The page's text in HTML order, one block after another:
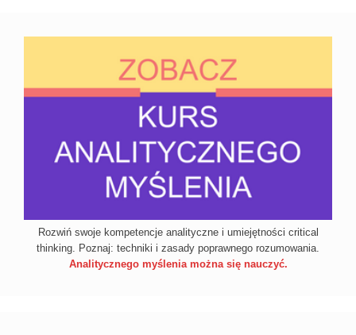
Rozwiń swoje kompetencje analityczne i umiejętności critical
thinking. Poznaj: techniki i zasady poprawnego rozumowania.
Analitycznego myślenia można się nauczyć.